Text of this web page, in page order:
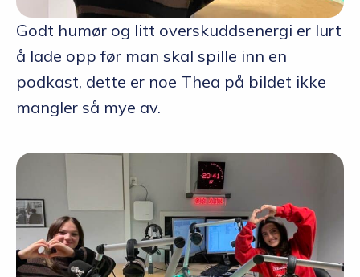
Godt humør og litt overskuddsenergi er lurt
å lade opp før man skal spille inn en
podkast, dette er noe Thea på bildet ikke
mangler så mye av.